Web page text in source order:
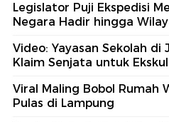
Legislator Puji Ekspedisi
Negara Hadir hingga
Video: Yayasan Sekolah di
Klaim Senjata untuk Ekskul
Viral Maling Bobol Rumah
Pulas di Lampung